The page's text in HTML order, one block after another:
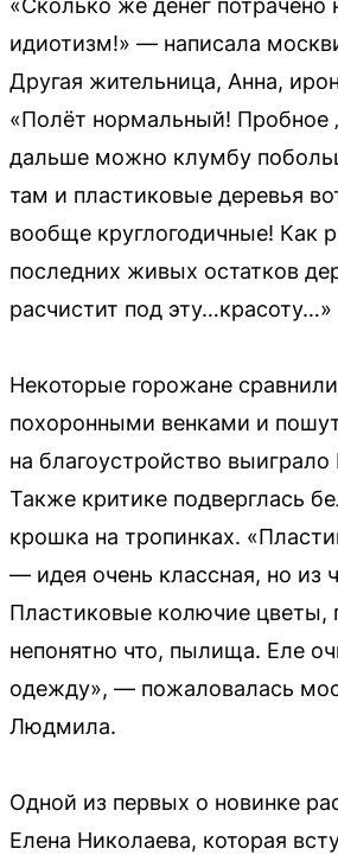
«Сколько же денег потрачено
идиотизм!» — написала
Другая жительница, Анна,
«Полёт нормальный! Пробное
дальше можно клумбу
там и пластиковые деревья
вообще круглогодичные! Как
последних живых остатков
расчистит под эту…красоту…»
Некоторые горожане
похоронными венками и
на благоустройство выиграло
Также критике подверглась
крошка на тропинках.
— идея очень классная, но из
Пластиковые колючие цветы,
непонятно что, пылища. Еле
одежду», — пожаловалась
Людмила.
Одной из первых о новинке
Елена Николаева, которая